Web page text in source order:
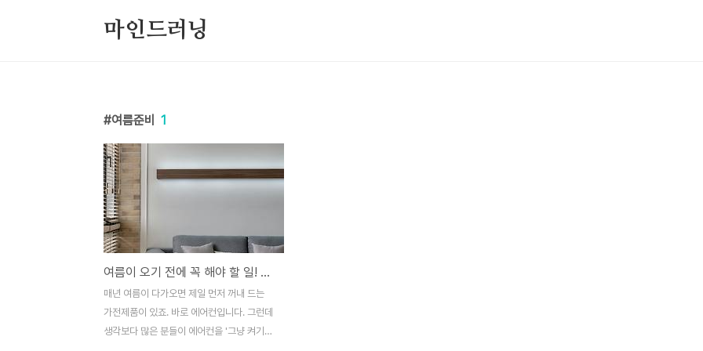
마인드러닝
여름준비 1
여름이 오기 전에 꼭 해야 할 일! 에어컨 셀프 청소로 시원하고 건강하게 🧼
매년 여름이 다가오면 제일 먼저 꺼내 드는
가전제품이 있죠. 바로 에어컨입니다. 그런데
생각보다 많은 분들이 에어컨을 '그냥 켜기